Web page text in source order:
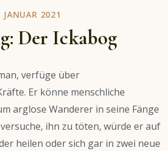
JANUAR 2021
Der Ickabog
verfüge über
Er könne menschliche
arglose Wanderer in seine Fänge
ihn zu töten, würde er auf
heilen oder sich gar in zwei neue